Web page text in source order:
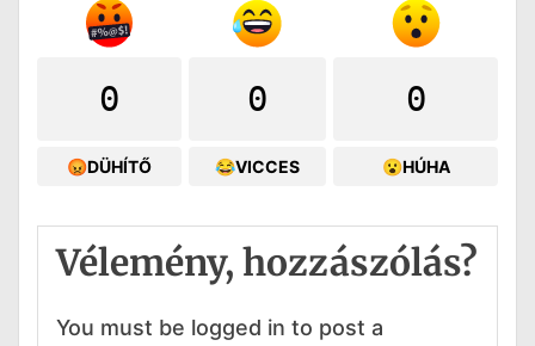
0
😡DÜHÍTŐ
0
😂VICCES
0
😮HÚHA
Vélemény, hozzászólás?
You must be logged in to post a